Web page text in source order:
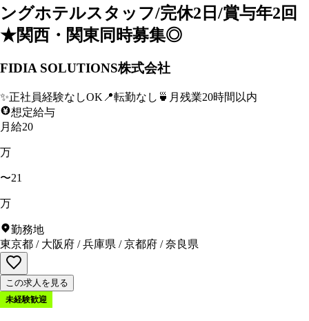
ングホテルスタッフ/完休2日/賞与年2回
★関西・関東同時募集◎
FIDIA SOLUTIONS株式会社
✨正社員経験なしOK 📍転勤なし 🍵 月残業20時間以内
想定給与
月給20
万
〜21
万
勤務地
東京都 / 大阪府 /兵庫県 /京都府 /奈良県
この求人を見る
未経験歓迎